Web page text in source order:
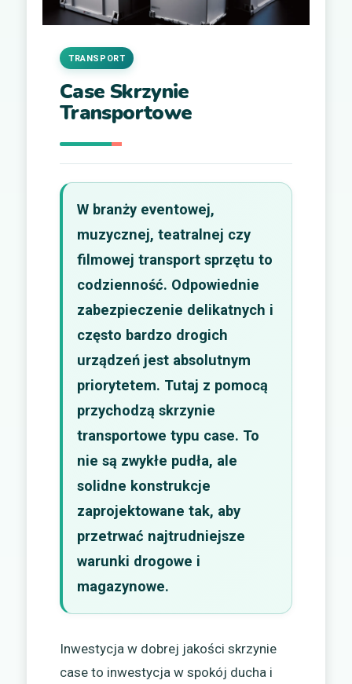
Case Skrzynie
Transportowe
TRANSPORT
W branży eventowej,
muzycznej, teatralnej czy
filmowej transport sprzętu to
codzienność. Odpowiednie
zabezpieczenie delikatnych i
często bardzo drogich
urządzeń jest absolutnym
priorytetem. Tutaj z pomocą
przychodzą skrzynie
transportowe typu case. To
nie są zwykłe pudła, ale
solidne konstrukcje
zaprojektowane tak, aby
przetrwać najtrudniejsze
warunki drogowe i
magazynowe.
Inwestycja w dobrej jakości skrzynie
case to inwestycja w spokój ducha i